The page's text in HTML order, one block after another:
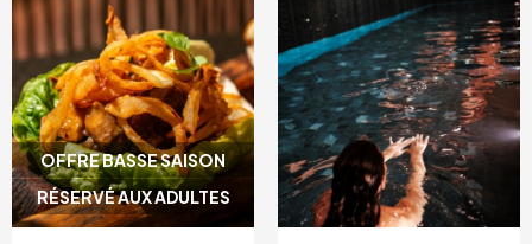
OFFRE BASSE SAISON
RÉSERVÉ AUX ADULTES